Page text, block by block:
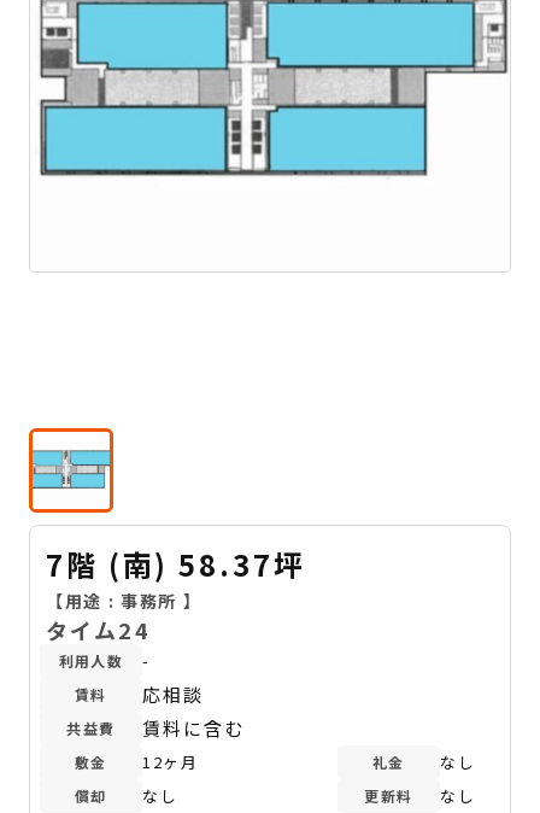
7階 (南) 58.37坪
【用途 :事務所 】
タイム24
利用人数 -
賃料 応相談
共益費 賃料に含む
敷金 12ヶ月 礼金 なし
償却 なし 更新料 なし